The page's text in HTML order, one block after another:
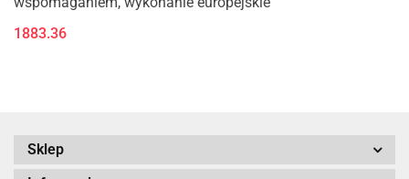
1883.36
Sklep